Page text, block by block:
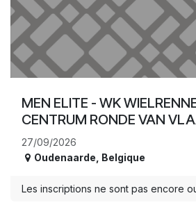
MEN ELITE - WK
CENTRUM RONDE VAN
27/09/2026
Oudenaarde Belgique
Les inscriptions ne sont pas encore